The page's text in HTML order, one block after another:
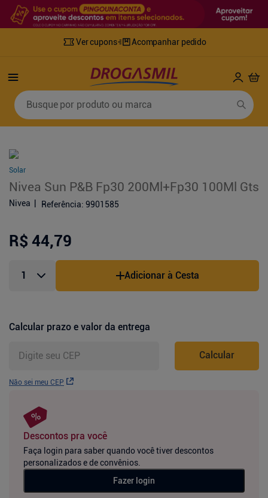
Ver cupons Acompanhar pedido
Busque por produto ou marca
Solar
Nivea Sun P&B Fp30 200Ml+Fp30 100Ml Gts
Nivea Referência: 9901585
R$ 44,79
Adicionar à Cesta
Calcular prazo e valor da entrega
Não sei meu CEP
Calcular
Descontos pra você
Faça login para saber quando você tiver descontos
personalizados e de convênios.
Fazer login
Termos mais buscados